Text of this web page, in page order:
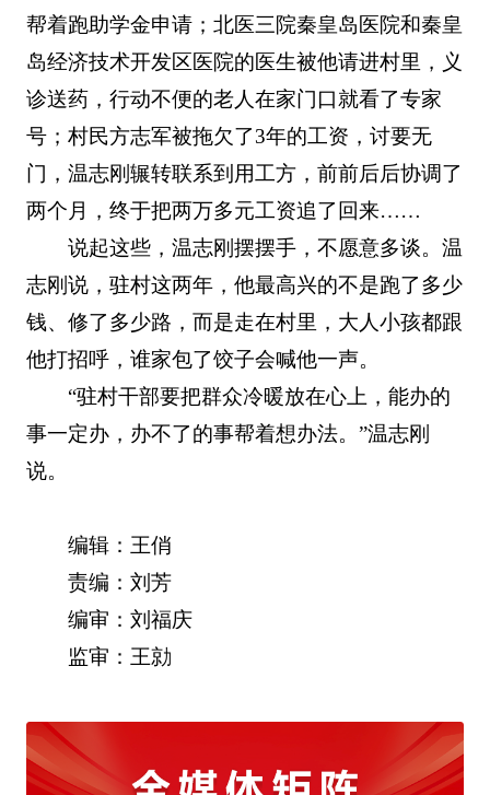
帮着跑助学金申请；北医三院秦皇岛医院和秦皇
岛经济技术开发区医院的医生被他请进村里，义
诊送药，行动不便的老人在家门口就看了专家
号；村民方志军被拖欠了3年的工资，讨要无
门，温志刚辗转联系到用工方，前前后后协调了
两个月，终于把两万多元工资追了回来……
说起这些，温志刚摆摆手，不愿意多谈。温
志刚说，驻村这两年，他最高兴的不是跑了多少
钱、修了多少路，而是走在村里，大人小孩都跟
他打招呼，谁家包了饺子会喊他一声。
“驻村干部要把群众冷暖放在心上，能办的
事一定办，办不了的事帮着想办法。”温志刚
说。
编辑：王俏
责编：刘芳
编审：刘福庆
监审：王勍